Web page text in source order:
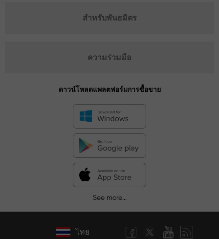
สำหรับพันธมิตร
ความร่วมมือ
ดาวน์โหลดแพลตฟอร์มการซื้อขาย
See more...
ไทย